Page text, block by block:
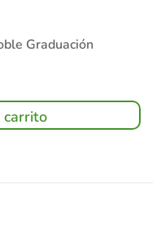
Graduación